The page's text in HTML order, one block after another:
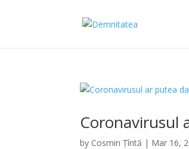
Coronavirusul
by Cosmin Țîntă | Mar 16,